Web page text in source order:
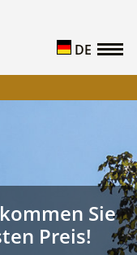
DE
Sie
Preis!